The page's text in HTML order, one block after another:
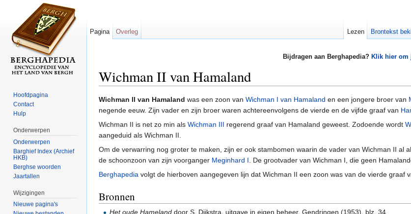
Bijdragen aan Berghapedia? Klik hier om
Wichman II van Hamaland
Wichman II van Hamaland was een zoon van Wichman I van Hamaland en een jongere broer van
negende eeuw. Zijn vader en zijn broer waren achtereenvolgens de vierde en de vijfde graaf van
Wichman II is net zo min als Wichman III regerend graaf van Hamaland geweest. Zodoende wordt
aangeduid als Wichman II.
Om de verwarring nog groter te maken, zijn er ook stambomen waarin de vader van Wichman II al
de schoonzoon van zijn voorganger Meginhard I. De grootvader van Wichman I, die geen
Berghapedia volgt de hierboven aangegeven lijn dat Wichman II een zoon was van de vierde graaf
Bronnen
Het oude Hameland door S. Dijkstra, uitgave in eigen beheer, Gendringen (1953), blz. 34
Pagina Overleg Lezen Brontekst
Hoofdpagina
Contact
Hulp
Onderwerpen
Onderwerpen
Barghief Index (Archief
HKB)
Berghse woorden
Jaartallen
Wijzigingen
Nieuwe pagina's